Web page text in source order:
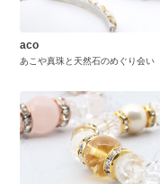
aco
あこや真珠と天然石のめぐり会い